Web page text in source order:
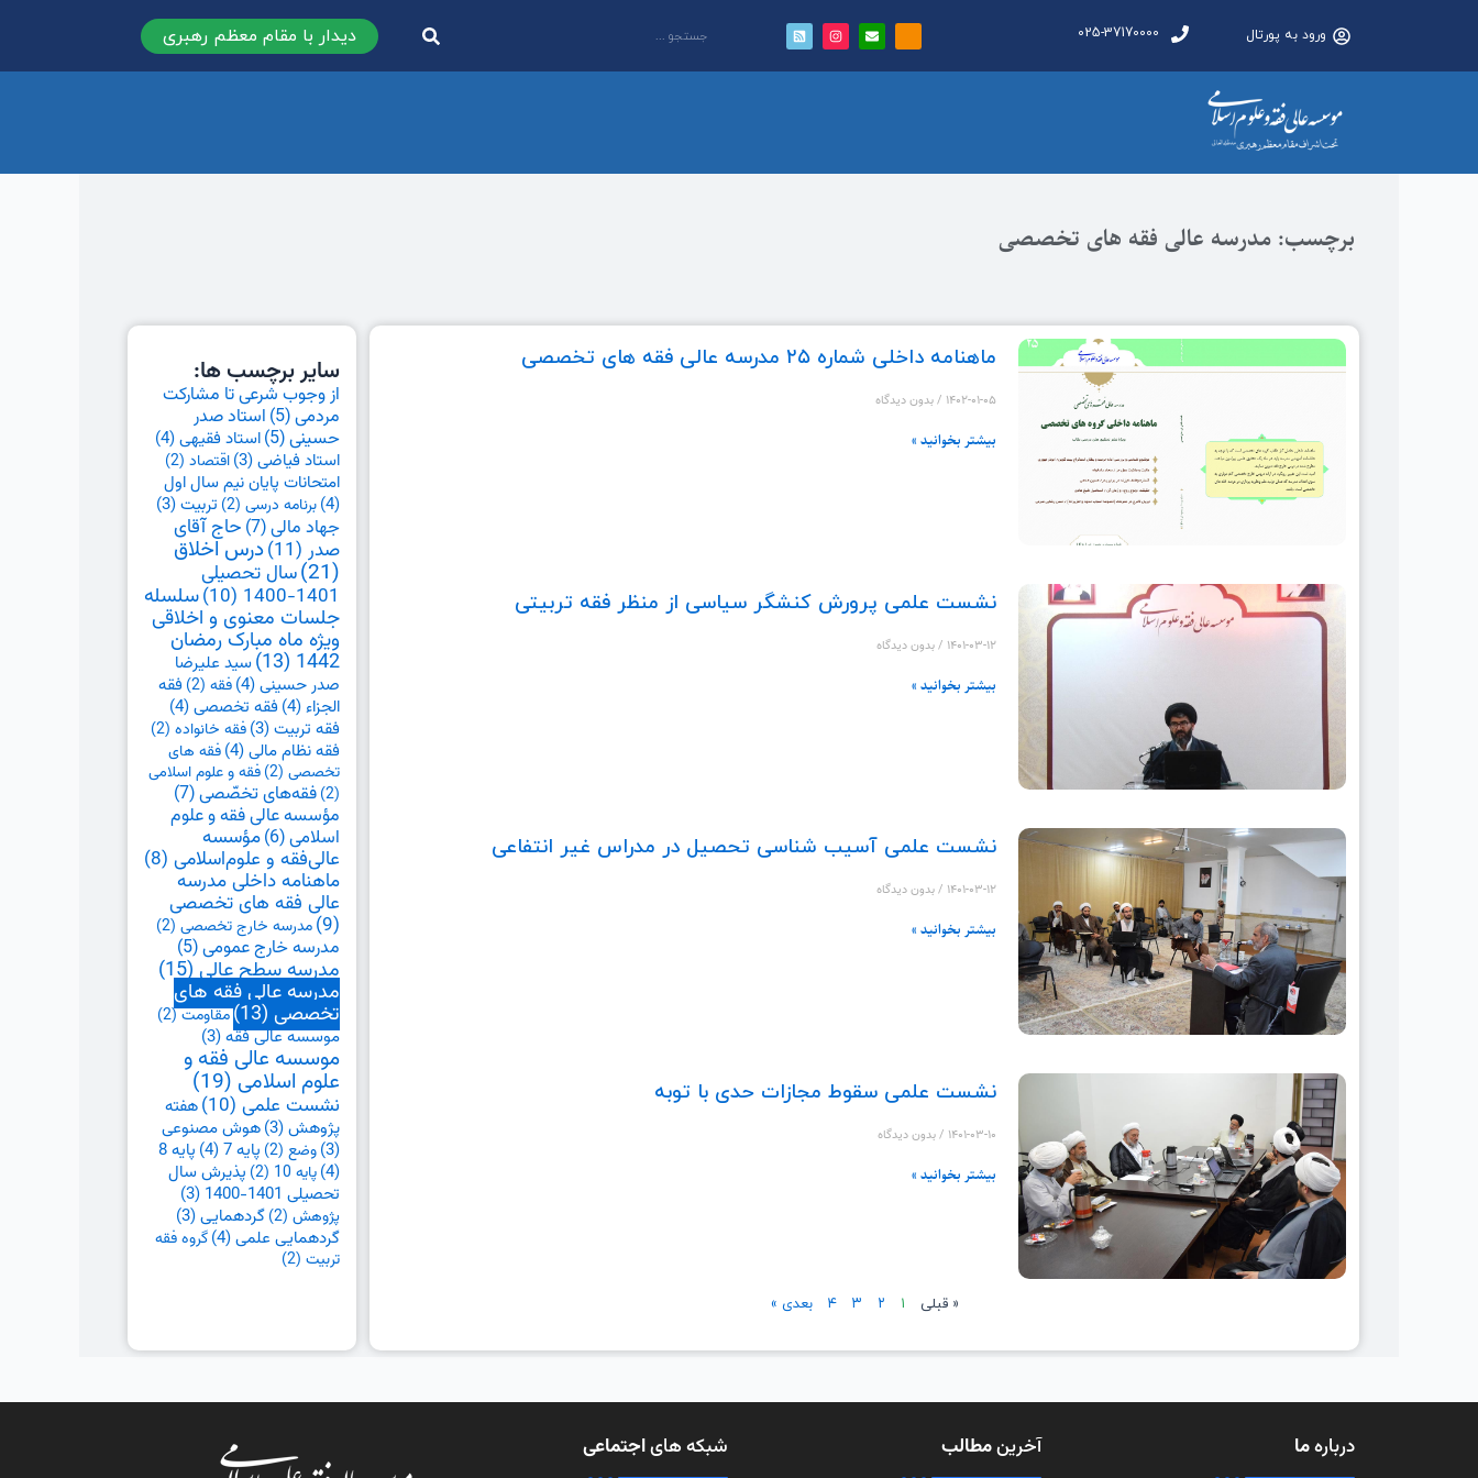
ورود به پورتال 025-37170000 دیدار با مقام معظم رهبری
برچسب: مدرسه عالی فقه های تخصصی
ماهنامه داخلی شماره ۲۵ مدرسه عالی فقه های تخصصی
۱۴۰۲-۰۱-۰۵ بدون دیدگاه
بیشتر بخوانید »
نشست علمی پرورش کنشگر سیاسی از منظر فقه تربیتی
۱۴۰۱-۰۳-۱۲ بدون دیدگاه
بیشتر بخوانید »
نشست علمی آسیب شناسی تحصیل در مدراس غیر انتفاعی
۱۴۰۱-۰۳-۱۲ بدون دیدگاه
بیشتر بخوانید »
نشست علمی سقوط مجازات حدی با توبه
۱۴۰۱-۰۳-۱۰ بدون دیدگاه
بیشتر بخوانید »
« قبلی ۱ ۲ ۳ ۴ بعدی »
سایر برچسب ها:
از وجوب شرعی تا مشارکت
مردمی(5)
استاد صدر
حسینی(5) استاد فقیهی(4)
استاد فیاضی(3) اقتصاد (2)
امتحانات پایان نیم سال اول
(4)
برنامه درسی (2) تربیت(3)
جهاد مالی(7) حاج آقای
صدر (11) درس اخلاق
(21) سال تحصیلی
1401-1400
(10) سلسله
جلسات معنوی و اخلاقی
ویژه ماه مبارک رمضان
1442
(13)
سید علیرضا
صدر حسینی(4) فقه (2)
فقه
الجزاء(4) فقه تخصصی(4)
فقه تربیت(3) فقه خانواده (2)
فقه نظام مالی(4)
فقه های
تخصصی (2)
فقه و علوم اسلامی
(2)
فقه‌های تخصّصی(7)
مؤسسه عالی فقه و علوم
اسلامی(6) مؤسسه
عالی‌فقه و علوم‌اسلامی (8)
ماهنامه داخلی مدرسه
عالی فقه های تخصصی
(9) مدرسه خارج تخصصی (2)
مدرسه خارج عمومی(5)
مدرسه سطح عالی(15)
مدرسه عالی فقه های
تخصصی (13) مقاومت(2)
موسسه عالی فقه(3)
موسسه عالی فقه و
علوم اسلامی (19)
نشست علمی (10)
هفته
پژوهش(3)
هوش مصنوعی
(3)
وضع (2) پایه 7 (4)
پایه 8
(4)
پایه 10 (2)
پذیرش سال
تحصیلی 1401-1400
(3)
پژوهش (2) گردهمایی(3)
گردهمایی علمی(4)
گروه فقه
تربیت (2)
دربارهما آخرینمطالب شبکه هایاجتماعی